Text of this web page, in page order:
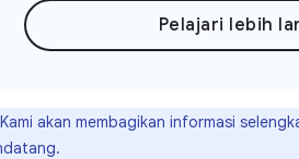
Pelajari lebih
Kami akan membagikan informasi